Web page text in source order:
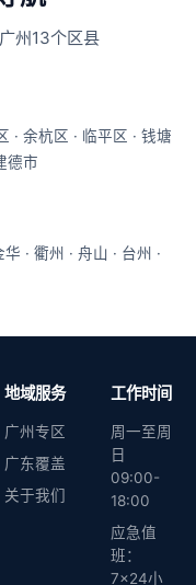
州13个区县
· 余杭区 · 临平区 · 钱塘
德市
华 · 衢州 · 舟山 · 台州 ·
地域服务
广州专区
广东覆盖
关于我们
工作时间
周一至周
日
09:00-
18:00
应急值
班：
7×24小